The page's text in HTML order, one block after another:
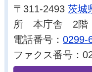
〒311-2493茨城
所 本庁舎 2階
電話番号：0299-
ファクス番号：